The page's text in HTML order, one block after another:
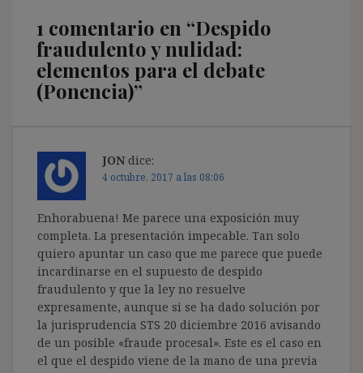
1 comentario en “Despido
fraudulento y nulidad:
elementos para el debate
(Ponencia)”
JON dice:
4 octubre, 2017 a las 08:06
Enhorabuena! Me parece una exposición muy
completa. La presentación impecable. Tan solo
quiero apuntar un caso que me parece que puede
incardinarse en el supuesto de despido
fraudulento y que la ley no resuelve
expresamente, aunque si se ha dado solución por
la jurisprudencia STS 20 diciembre 2016 avisando
de un posible «fraude procesal». Este es el caso en
el que el despido viene de la mano de una previa